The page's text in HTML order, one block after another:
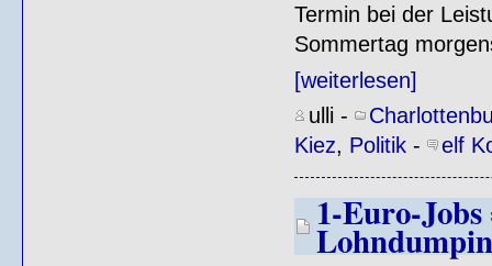
Termin bei der
Sommertag
[weiterlesen]
ulli -
Kiez, Politik- elf
1-Euro-